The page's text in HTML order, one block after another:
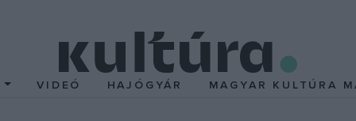
VIDEÓ HAJÓGYÁR MAGYAR KULTÚRA